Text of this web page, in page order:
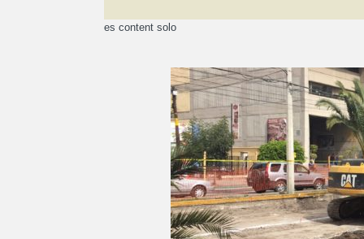
es content solo